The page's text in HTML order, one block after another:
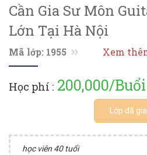
Cần Gia Sư Môn
Lớn Tại Hà Nội
Mã lớp: 1955 Xem
Học phí : 200,000/Buổi
Lớp đã
học viên 40 tuổi